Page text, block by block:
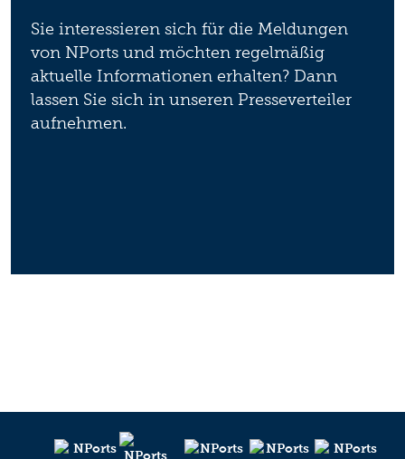
Sie interessieren sich für die Meldungen
von NPorts und möchten regelmäßig
aktuelle Informationen erhalten? Dann
lassen Sie sich in unseren Presseverteiler
aufnehmen.